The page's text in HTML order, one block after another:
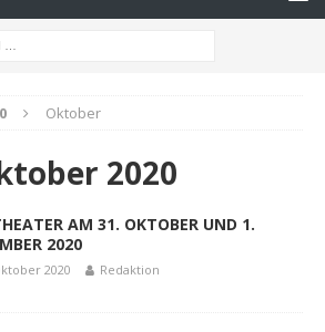
Oktober
2020
AM 31. OKTOBER UND 1.
2020
2020 Redaktion